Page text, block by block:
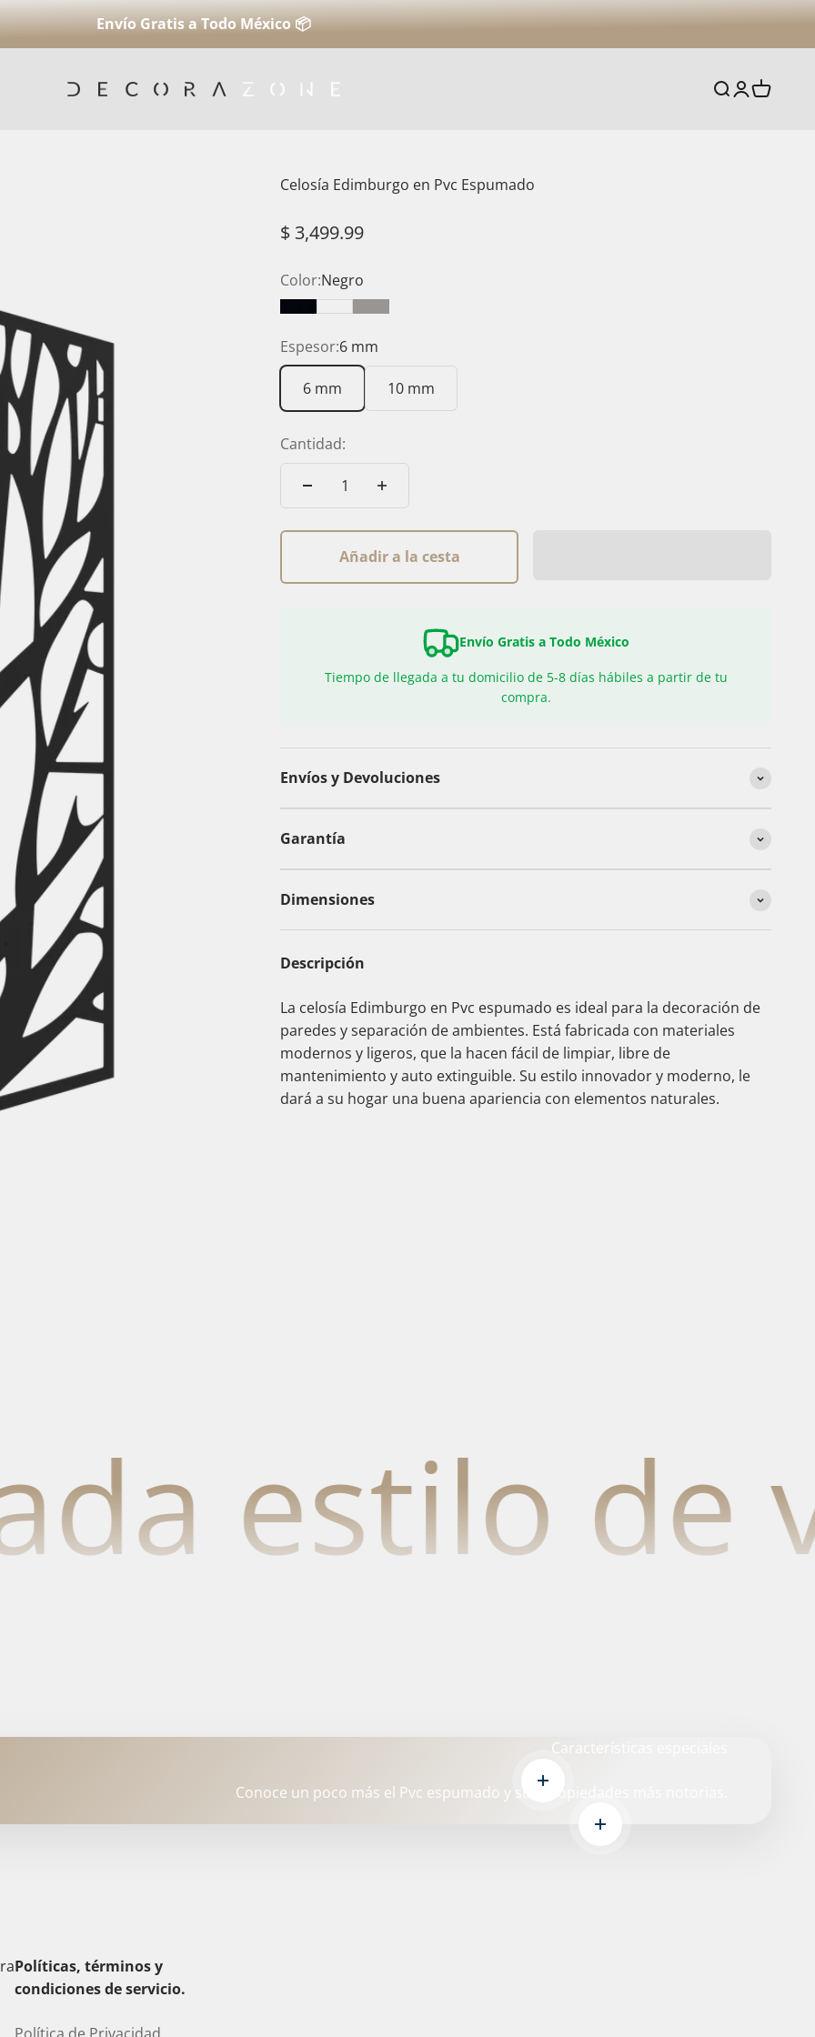
Envío Gratis a Todo México 📦
Decorazone.com.mx Buscar
Iniciar
Carrito
Celosía Edimburgo en Pvc Espumado
Precio de oferta
$ 3,499.99
Color:Negro
NegroBlancoGris
Espesor:6 mm
6 mm 10 mm
Cantidad:
Añadir a la cesta
Envío Gratis a Todo México
Tiempo de llegada a tu domicilio de 5-8 días hábiles a partir de tu
compra.
Envíos y Devoluciones
Garantía
Dimensiones
Descripción
La celosía Edimburgo en Pvc espumado es ideal para la decoración de
paredes y separación de ambientes. Está fabricada con materiales
modernos y ligeros, que la hacen fácil de limpiar, libre de
mantenimiento y auto extinguible. Su estilo innovador y moderno, le
dará a su hogar una buena apariencia con elementos naturales.
estilo de
Características especiales
Conoce un poco más el Pvc espumado y sus propiedades más notorias.
Leer más
Leer más
Políticas, términos y
condiciones de servicio.